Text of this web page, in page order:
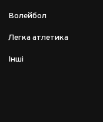
Волейбол
Легка атлетика
Інші